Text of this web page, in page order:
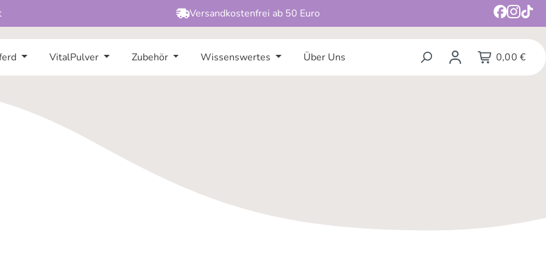
Versandkostenfrei ab 50 Euro
VitalPulver Zubehör Wissenswertes Über Uns 0,00 €